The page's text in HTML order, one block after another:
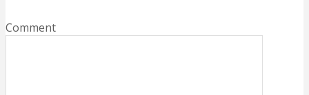
Comment